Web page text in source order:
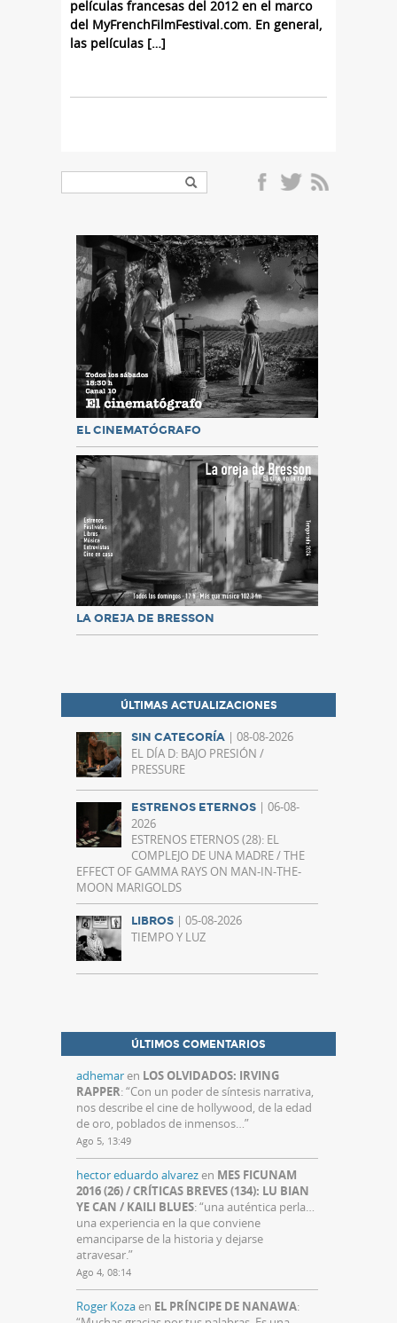
películas francesas del 2012 en el marco
del MyFrenchFilmFestival.com. En general,
las películas […]
EL CINEMATÓGRAFO
LA OREJA DE BRESSON
ÚLTIMAS ACTUALIZACIONES
SIN CATEGORÍA | 08-08-2026
EL DÍA D: BAJO PRESIÓN /
PRESSURE
ESTRENOS ETERNOS | 06-08-
2026
ESTRENOS ETERNOS (28): EL
COMPLEJO DE UNA MADRE / THE
EFFECT OF GAMMA RAYS ON MAN-IN-THE-
MOON MARIGOLDS
LIBROS | 05-08-2026
TIEMPO Y LUZ
ÚLTIMOS COMENTARIOS
adhemaren LOS OLVIDADOS: IRVING
RAPPER: “Con un poder de síntesis narrativa,
nos describe el cine de hollywood, de la edad
de oro, poblados de inmensos…”
Ago 5, 13:49
hector eduardo alvarezen MES FICUNAM
2016 (26) / CRÍTICAS BREVES (134): LU BIAN
YE CAN / KAILI BLUES: “una auténtica perla…
una experiencia en la que conviene
emanciparse de la historia y dejarse
atravesar.”
Ago 4, 08:14
Roger Kozaen EL PRÍNCIPE DE NANAWA: